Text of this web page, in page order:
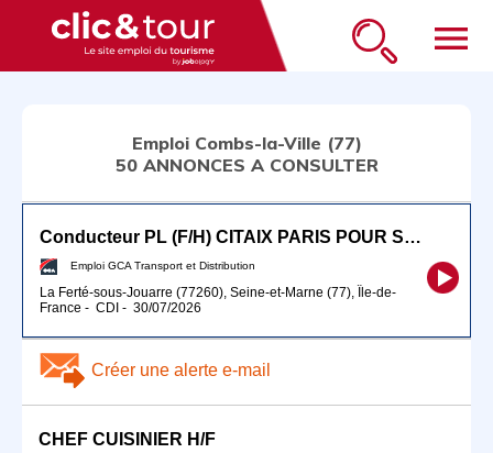
menu
Emploi Combs-la-Ville (77)
50 ANNONCES A CONSULTER
Conducteur PL (F/H) CITAIX PARIS POUR SEPTEMBRE 2026
Emploi GCA Transport et Distribution
La Ferté-sous-Jouarre (77260), Seine-et-Marne (77), Île-de-
France - CDI - 30/07/2026
Créer une alerte e-mail
CHEF CUISINIER H/F